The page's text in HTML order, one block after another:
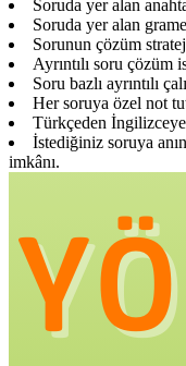
Soruda yer alan
Soruda yer alan
Sorunun çözüm
Ayrıntılı soru çözüm
Soru bazlı ayrıntılı
Her soruya özel not
Türkçeden
İstediğiniz soruya
imkânı.